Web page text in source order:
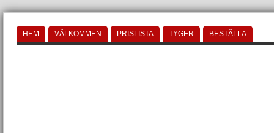
HEM VÄLKOMMEN PRISLISTA TYGER BESTÄLLA